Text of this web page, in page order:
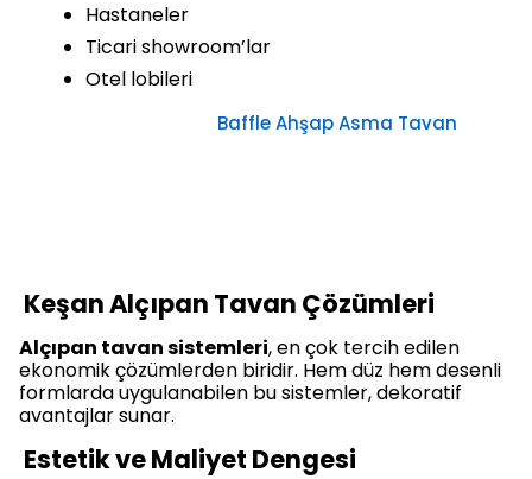
Hastaneler
Ticari showroom’lar
Otel lobileri
Baffle Ahşap Asma Tavan
Keşan Alçıpan Tavan Çözümleri
Alçıpan tavan sistemleri, en çok tercih edilen
ekonomik çözümlerden biridir. Hem düz hem desenli
formlarda uygulanabilen bu sistemler, dekoratif
avantajlar sunar.
Estetik ve Maliyet Dengesi